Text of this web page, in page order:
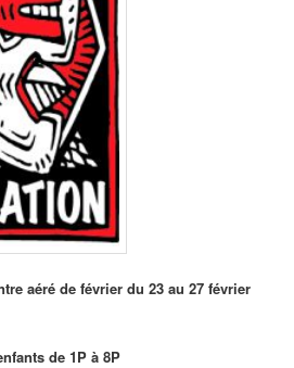
aéré de février du 23 au 27 février
de 1P à 8P